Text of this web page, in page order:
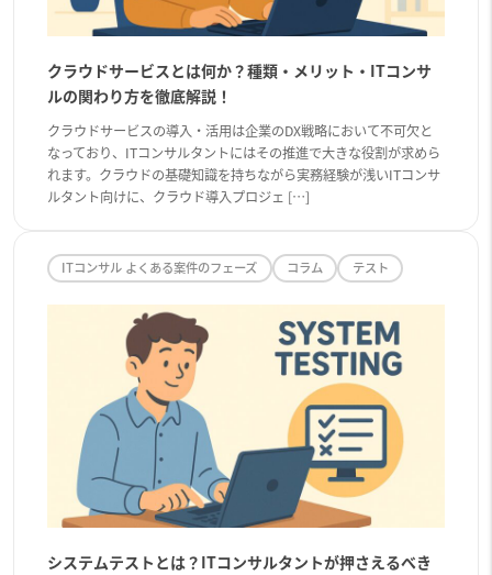
クラウドサービスとは何か？種類・メリット・ITコンサ
ルの関わり方を徹底解説！
クラウドサービスの導入・活用は企業のDX戦略において不可欠と
なっており、ITコンサルタントにはその推進で大きな役割が求めら
れます。クラウドの基礎知識を持ちながら実務経験が浅いITコンサ
ルタント向けに、クラウド導入プロジェ […]
ITコンサル よくある案件のフェーズ コラム テスト
システムテストとは？ITコンサルタントが押さえるべき